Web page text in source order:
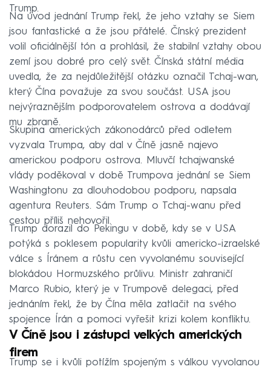
Trump.
Na úvod jednání Trump řekl, že jeho vztahy se Siem
jsou fantastické a že jsou přátelé. Čínský prezident
volil oficiálnější tón a prohlásil, že stabilní vztahy obou
zemí jsou dobré pro celý svět. Čínská státní média
uvedla, že za nejdůležitější otázku označil Tchaj-wan,
který Čína považuje za svou součást. USA jsou
nejvýraznějším podporovatelem ostrova a dodávají
mu zbraně.
Skupina amerických zákonodárců před odletem
vyzvala Trumpa, aby dal v Číně jasně najevo
americkou podporu ostrova. Mluvčí tchajwanské
vlády poděkoval v době Trumpova jednání se Siem
Washingtonu za dlouhodobou podporu, napsala
agentura Reuters. Sám Trump o Tchaj-wanu před
cestou příliš nehovořil.
Trump dorazil do Pekingu v době, kdy se v USA
potýká s poklesem popularity kvůli americko-izraelské
válce s Íránem a růstu cen vyvolanému související
blokádou Hormuzského průlivu. Ministr zahraničí
Marco Rubio, který je v Trumpově delegaci, před
jednáním řekl, že by Čína měla zatlačit na svého
spojence Írán a pomoci vyřešit krizi kolem konfliktu.
V Číně jsou i zástupci velkých amerických
firem
Trump se i kvůli potížím spojeným s válkou vyvolanou